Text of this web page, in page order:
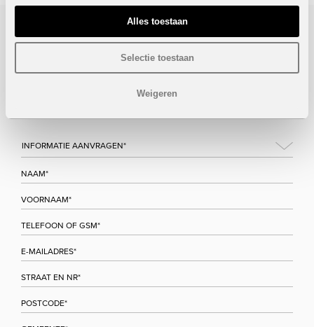
Alles toestaan
Selectie toestaan
Weigeren
Bezoek/infoaanvraag
Wenst u meer informatie over dit project, gelieve dan dit
formulier in te vullen. Wij houden u zo snel mogelijk op de